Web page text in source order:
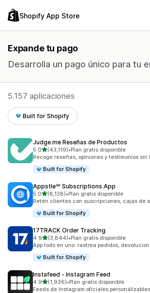
Shopify App Store
Expande tu pago
Desarrolla un pago único para tu
5.157 aplicaciones
Built for Shopify
Judge.me Reseñas de Productos
5.0de 5 estrellas
(43,119)
43119 reseñas en total
•Plan gratis disponible
Recoge reseñas, opiniones y testimonios sin
Built for Shopify
Appstle℠ Subscriptions App
5.0de 5 estrellas
(8,138)
8138 reseñas en total
•Plan gratis disponible
Retén clientes con suscripciones, cajas de
Built for Shopify
17TRACK Order Tracking
4.9de 5 estrellas
(3,844)
3844 reseñas en total
•Plan gratis disponible
App todo en uno: rastrea pedidos,
Built for Shopify
Instafeed ‑ Instagram Feed
4.9de 5 estrellas
(1,936)
1936 reseñas en total
•Plan gratis disponible
Feeds de Instagram oficiales